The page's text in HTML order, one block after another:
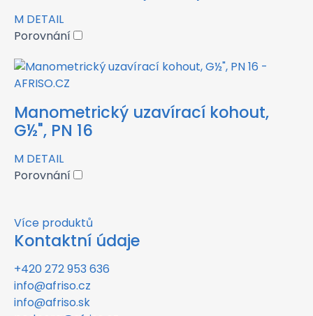
M DETAIL
Porovnání
Manometrický uzavírací kohout,
G½", PN 16
M DETAIL
Porovnání
Více produktů
Kontaktní údaje
+420 272 953 636
info@afriso.cz
info@afriso.sk